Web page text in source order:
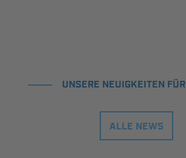
UNSERE NEUIGKEITEN
ALLE NEWS